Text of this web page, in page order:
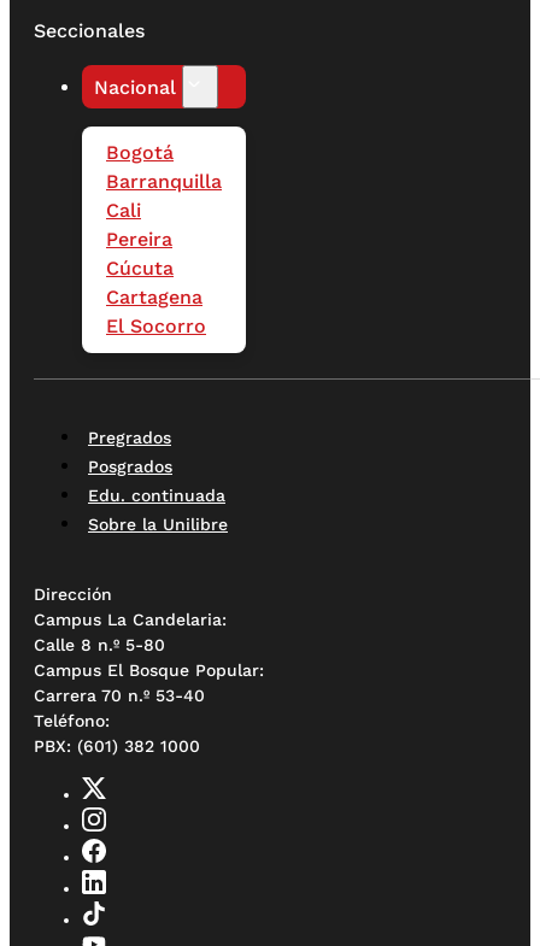
Seccionales
Nacional
Bogotá
Barranquilla
Cali
Pereira
Cúcuta
Cartagena
El Socorro
Pregrados
Posgrados
Edu. continuada
Sobre la Unilibre
Dirección
Campus La Candelaria:
Calle 8 n.º 5-80
Campus El Bosque Popular:
Carrera 70 n.º 53-40
Teléfono:
PBX: (601) 382 1000